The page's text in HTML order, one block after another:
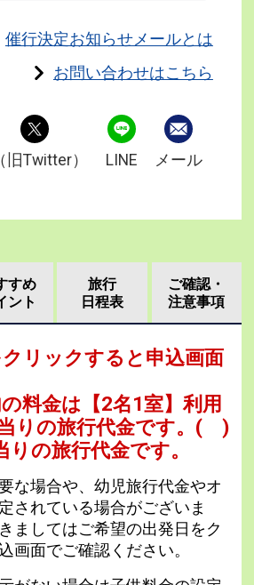
催行決定お知らせメールとは
お問い合わせはこちら
旧Twitter） LINE メール
すめ
ント
旅行
日程表
ご確認・
注意事項
リックすると申込画面
料金は 【2名1室】利用
りの旅行代金です。 ( )
りの旅行代金です。
な場合や、幼児旅行代金やオ
されている場合がございま
ましてはご希望の出発日をク
画面でご確認ください。